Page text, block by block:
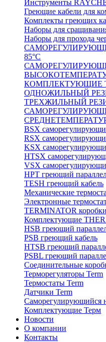
Инструменты
Греющие кабели для
Комплекты греющих
Наборы для
Наборы для прохода
85°С
КОМПЛЕКТУЮЩИЕ
ОДНОЖИЛЬНЫЙ
ТРЕХЖИЛЬНЫЙ
BSX
RSX
KSX
HTSX
VSX
НРТ греющий
TESH греющий кабель
Механические
Электронные
TERMINATOR коробки
Комплектующие
HSB греющий
PSB греющий кабель
HTSB греющий
PSBL греющий
Соединительные
Терморегуляторы Term
Термостаты Term
Датчики Term
Саморегулирующийся
Комплектующие Терм
Новости
О компании
Контакты